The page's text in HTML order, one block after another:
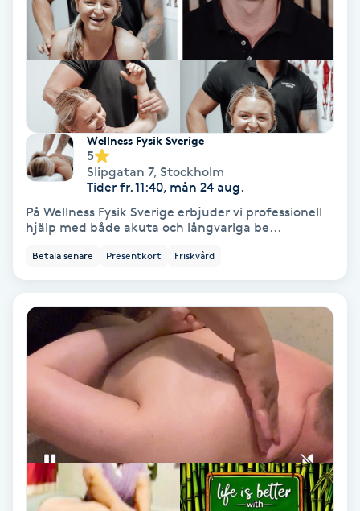
Permanent ögonbrynsmakeup
Personal shopper
Personlig tränare
Picolaser
Piercing
Pigmentbehandling
Pigmentfläckar
Plastikkirurgi
Powder brows
Power Yoga
PRP (Platelet Rich Plasma)
Wellness Fysik Sverige
5
Slipgatan 7, Stockholm
Tider fr. 11:40, mån 24 aug.
På Wellness Fysik Sverige erbjuder vi professionell
hjälp med både akuta och långvariga be...
Betala senare Presentkort Friskvård